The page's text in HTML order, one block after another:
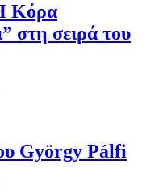
Κόρα
στη σειρά του
György Pálfi